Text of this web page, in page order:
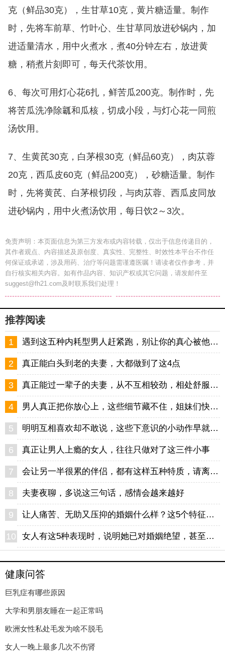
克（鲜品30克），生甘草10克，黄片糖适量。制作
时，先将车前草、竹叶心、生甘草同放进砂锅内，加
进适量清水，用中火煮水，煮40分钟左右，放进黄
糖，稍煮片刻即可，每天代茶饮用。
6、每次可用灯心花6扎，鲜苦瓜200克。制作时，先
将苦瓜洗净除瓤和瓜核，切成小段，与灯心花一同煎
汤饮用。
7、生黄芪30克，白茅根30克（鲜品60克），肉苁蓉
20克，西瓜皮60克（鲜品200克），砂糖适量。制作
时，先将黄芪、白茅根切段，与肉苁蓉、西瓜皮同放
进砂锅内，用中火煮汤饮用，每日饮2～3次。
免责声明：本页面信息为第三方发布或内容转载，仅出于信息传递目的，
其作者观点、内容描述及原创度、真实性、完整性、时效性本平台不作任
何保证或承诺，涉及用药、治疗等问题需谨遵医嘱！请读者仅作参考，并
自行核实相关内容。如有作品内容、知识产权或其它问题，请发邮件至
suggest@fh21.com及时联系我们处理！
推荐阅读
1 遇到这五种内耗型男人赶紧跑，别让你的真心被他们一点点消耗殆尽
2 真正能白头到老的夫妻，大都做到了这4点
3 真正能过一辈子的夫妻，从不互相较劲，相处舒服才最重要
4 男人真正把你放心上，这些细节藏不住，姐妹们快对照看看
5 明明互相喜欢却不敢说，这些下意识的小动作早就出卖了你们
6 真正让男人上瘾的女人，往往只做对了这三件小事
7 会让另一半很累的伴侣，都有这样五种特质，请离开这个消耗你的人
8 夫妻夜聊，多说这三句话，感情会越来越好
9 让人痛苦、无助又压抑的婚姻什么样？这5个特征，希望你不会遇到
10 女人有这5种表现时，说明她已对婚姻绝望，甚至做好了离开的准备
健康问答
巨乳症有哪些原因
大学和男朋友睡在一起正常吗
欧洲女性私处毛发为啥不脱毛
女人一晚上最多几次不伤肾